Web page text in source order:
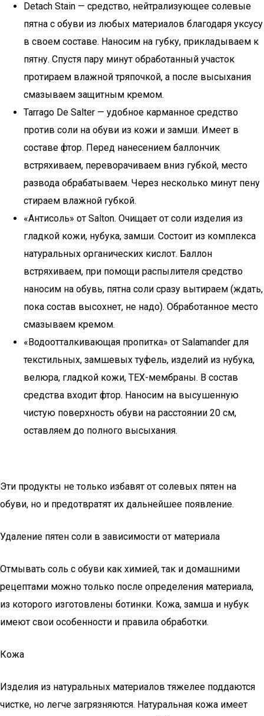
Detach Stain — средство, нейтрализующее солевые
пятна с обуви из любых материалов благодаря уксусу
в своем составе. Наносим на губку, прикладываем к
пятну. Спустя пару минут обработанный участок
протираем влажной тряпочкой, а после высыхания
смазываем защитным кремом.
Tarrago De Salter — удобное карманное средство
против соли на обуви из кожи и замши. Имеет в
составе фтор. Перед нанесением баллончик
встряхиваем, переворачиваем вниз губкой, место
развода обрабатываем. Через несколько минут пену
стираем влажной губкой.
«Антисоль» от Salton. Очищает от соли изделия из
гладкой кожи, нубука, замши. Состоит из комплекса
натуральных органических кислот. Баллон
встряхиваем, при помощи распылителя средство
наносим на обувь, пятна соли сразу вытираем (ждать,
пока состав высохнет, не надо). Обработанное место
смазываем кремом.
«Водоотталкивающая пропитка» от Salamander для
текстильных, замшевых туфель, изделий из нубука,
велюра, гладкой кожи, TEX-мембраны. В состав
средства входит фтор. Наносим на высушенную
чистую поверхность обуви на расстоянии 20 см,
оставляем до полного высыхания.
Эти продукты не только избавят от солевых пятен на
обуви, но и предотвратят их дальнейшее появление.
Удаление пятен соли в зависимости от материала
Отмывать соль с обуви как химией, так и домашними
рецептами можно только после определения материала,
из которого изготовлены ботинки. Кожа, замша и нубук
имеют свои особенности и правила обработки.
Кожа
Изделия из натуральных материалов тяжелее поддаются
чистке, но легче загрязняются. Натуральная кожа имеет